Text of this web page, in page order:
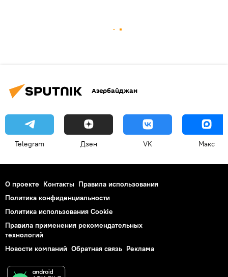
Азербайджан
Telegram Дзен VK Макс
О проекте Контакты Правила использования
Политика конфиденциальности
Политика использования Cookie
Правила применения рекомендательных
технологий
Новости компаний Обратная связь Реклама